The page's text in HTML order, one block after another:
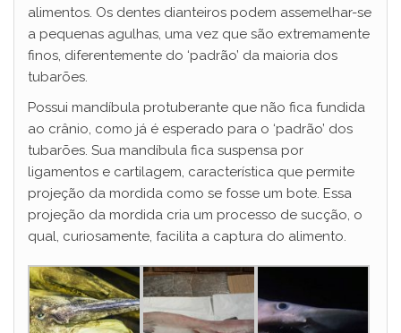
alimentos. Os dentes dianteiros podem assemelhar-se
a pequenas agulhas, uma vez que são extremamente
finos, diferentemente do ‘padrão’ da maioria dos
tubarões.
Possui mandíbula protuberante que não fica fundida
ao crânio, como já é esperado para o ‘padrão’ dos
tubarões. Sua mandíbula fica suspensa por
ligamentos e cartilagem, característica que permite
projeção da mordida como se fosse um bote. Essa
projeção da mordida cria um processo de sucção, o
qual, curiosamente, facilita a captura do alimento.